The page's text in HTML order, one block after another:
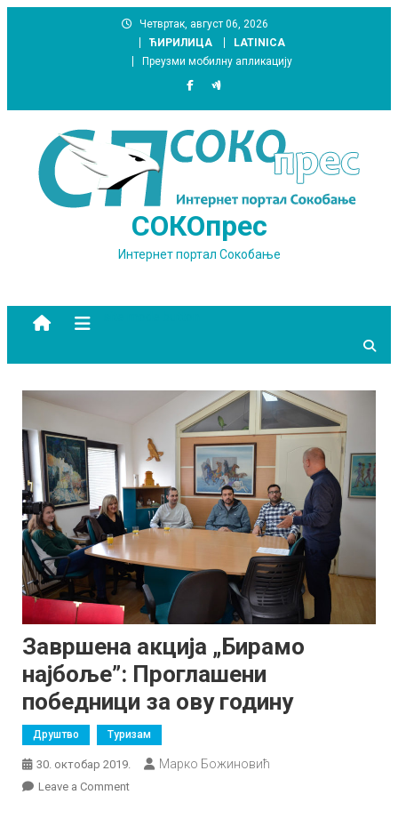
Четвртак, август 06, 2026
ЋИРИЛИЦА
LATINICA
Преузми мобилну апликацију
СОКОпрес
Интернет портал Сокобање
Завршена акција „Бирамо
најбоље”: Проглашени
победници за ову годину
Друштво Туризам
30. октобар 2019. Марко Божиновић
Leave a Commenton